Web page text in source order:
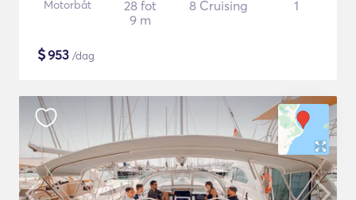
Motorbåt
28 fot
9 m
8 Cruising 1
$953 /dag